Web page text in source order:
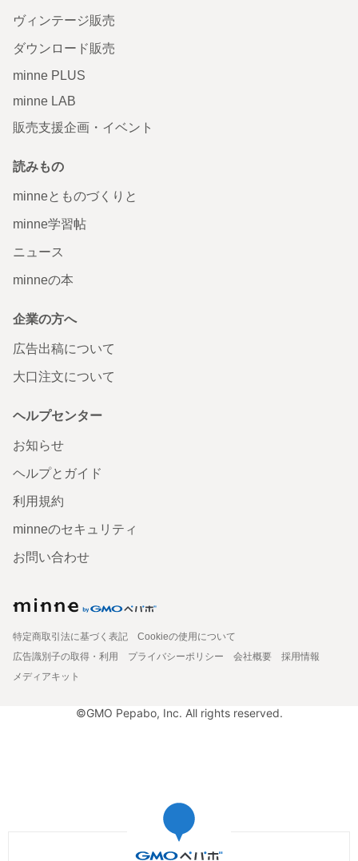
ヴィンテージ販売
ダウンロード販売
minne PLUS
minne LAB
販売支援企画・イベント
読みもの
minneとものづくりと
minne学習帖
ニュース
minneの本
企業の方へ
広告出稿について
大口注文について
ヘルプセンター
お知らせ
ヘルプとガイド
利用規約
minneのセキュリティ
お問い合わせ
特定商取引法に基づく表記
Cookieの使用について
広告識別子の取得・利用
プライバシーポリシー 会社概要
採用情報
メディアキット
©GMO Pepabo, Inc. All rights reserved.